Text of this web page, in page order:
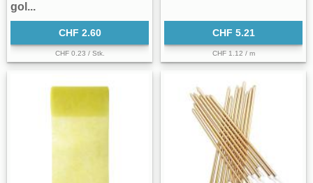
gol...
CHF 2.60
CHF 0.23 / Stk.
CHF 5.21
CHF 1.12 / m